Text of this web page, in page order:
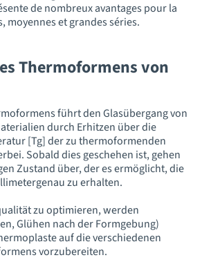
de nombreux avantages pour la
moyennes et grandes séries.
Thermoformens von
führt den Glasübergang von
durch Erhitzen über die
[Tg] der zu thermoformenden
Sobald dies geschehen ist, gehen
Zustand über, der es ermöglicht, die
zu erhalten.
zu optimieren, werden
Glühen nach der Formgebung)
auf die verschiedenen
vorzubereiten.